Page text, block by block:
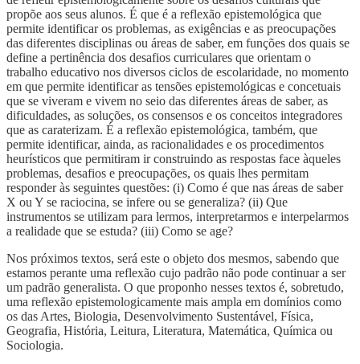
propõe aos seus alunos. É que é a reflexão epistemológica que
permite identificar os problemas, as exigências e as preocupações
das diferentes disciplinas ou áreas de saber, em funções dos quais se
define a pertinência dos desafios curriculares que orientam o
trabalho educativo nos diversos ciclos de escolaridade, no momento
em que permite identificar as tensões epistemológicas e concetuais
que se viveram e vivem no seio das diferentes áreas de saber, as
dificuldades, as soluções, os consensos e os conceitos integradores
que as caraterizam. É a reflexão epistemológica, também, que
permite identificar, ainda, as racionalidades e os procedimentos
heurísticos que permitiram ir construindo as respostas face àqueles
problemas, desafios e preocupações, os quais lhes permitam
responder às seguintes questões: (i) Como é que nas áreas de saber
X ou Y se raciocina, se infere ou se generaliza? (ii) Que
instrumentos se utilizam para lermos, interpretarmos e interpelarmos
a realidade que se estuda? (iii) Como se age?
Nos próximos textos, será este o objeto dos mesmos, sabendo que
estamos perante uma reflexão cujo padrão não pode continuar a ser
um padrão generalista. O que proponho nesses textos é, sobretudo,
uma reflexão epistemologicamente mais ampla em domínios como
os das Artes, Biologia, Desenvolvimento Sustentável, Física,
Geografia, História, Leitura, Literatura, Matemática, Química ou
Sociologia.